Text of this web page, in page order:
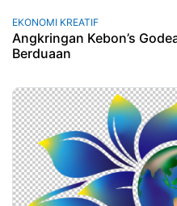
EKONOMI KREATIF
Angkringan Kebon’s
Berduaan